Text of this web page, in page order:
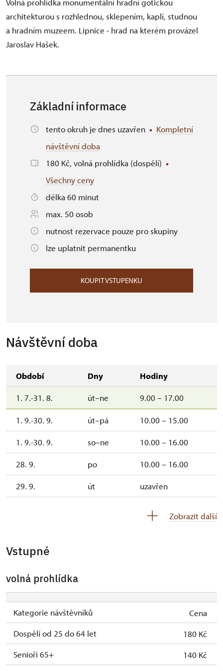
Volná prohlídka monumentální hradní gotickou
architekturou s rozhlednou, sklepením, kaplí, studnou
a hradním muzeem. Lipnice - hrad na kterém provázel
Jaroslav Hašek.
Základní informace
tento okruh je dnes uzavřen
Kompletní
návštěvní doba
180 Kč, volná prohlídka (dospělí)
Všechny ceny
délka 60 minut
max. 50 osob
nutnost rezervace pouze pro skupiny
lze uplatnit permanentku
KOUPIT VSTUPENKU
Návštěvní doba
Období Dny Hodiny
1. 7.-31. 8. út–ne 9.00 – 17.00
1. 9.-30. 9. út–pá 10.00 – 15.00
1. 9.-30. 9. so–ne 10.00 – 16.00
28. 9. po 10.00 – 16.00
29. 9. út uzavřen
10.00 – 15.00
11. 12.-13. 12.
Zobrazit další
Vstupné
volná prohlídka
Kategorie návštěvníků
Cena
Dospělí od 25 do 64 let
180 Kč
Senioři 65+
140 Kč